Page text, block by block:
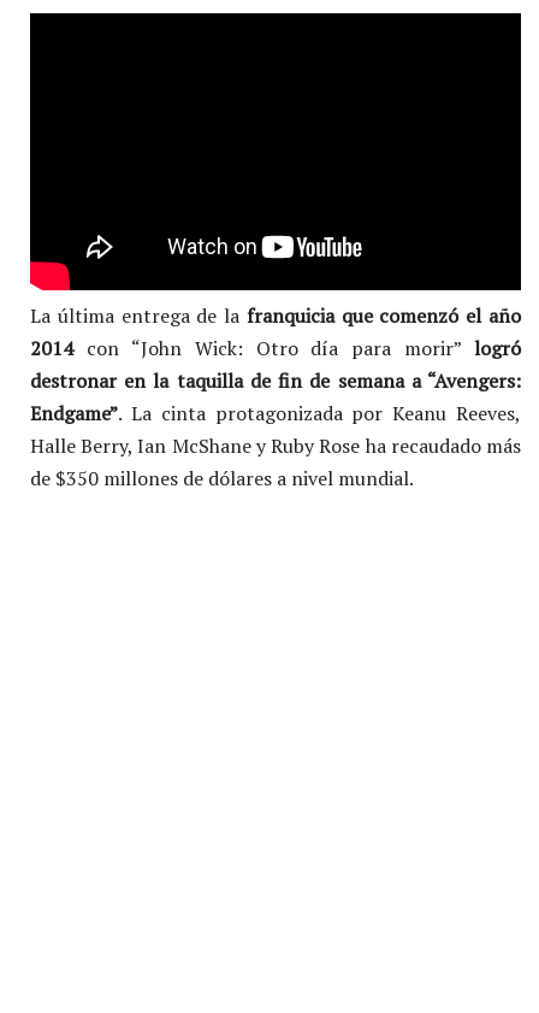
La última entrega de la franquicia que comenzó el año
2014con “John Wick: Otro día para morir” logró
destronar en la taquilla de fin de semana a “Avengers:
Endgame”. La cinta protagonizada por Keanu Reeves,
Halle Berry, Ian McShane y Ruby Rose ha recaudado más
de $350 millones de dólares a nivel mundial.